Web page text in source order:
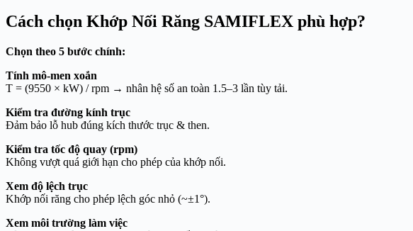
Cách chọn Khớp Nối Răng SAMIFLEX phù hợp?
Chọn theo 5 bước chính:
Tính mô-men xoắn
T = (9550 × kW) / rpm → nhân hệ số an toàn 1.5–3 lần tùy tải.
Kiểm tra đường kính trục
Đảm bảo lỗ hub đúng kích thước trục & then.
Kiểm tra tốc độ quay (rpm)
Không vượt quá giới hạn cho phép của khớp nối.
Xem độ lệch trục
Khớp nối răng cho phép lệch góc nhỏ (~±1°).
Xem môi trường làm việc